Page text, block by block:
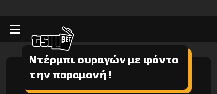
Ντέρμπι ουραγών με φόντο
την παραμονή !